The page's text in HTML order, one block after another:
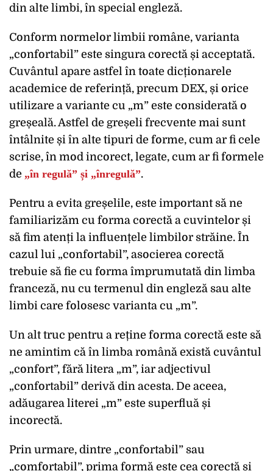
din alte limbi, în special engleză.
Conform normelor limbii române, varianta
„confortabil” este singura corectă și acceptată.
Cuvântul apare astfel în toate dicționarele
academice de referință, precum DEX, și orice
utilizare a variante cu „m” este considerată o
greșeală. Astfel de greșeli frecvente mai sunt
întâlnite și în alte tipuri de forme, cum ar fi cele
scrise, în mod incorect, legate, cum ar fi formele
de „în regulă” și „înregulă”.
Pentru a evita greșelile, este important să ne
familiarizăm cu forma corectă a cuvintelor și
să fim atenți la influențele limbilor străine. În
cazul lui „confortabil”, asocierea corectă
trebuie să fie cu forma împrumutată din limba
franceză, nu cu termenul din engleză sau alte
limbi care folosesc varianta cu „m”.
Un alt truc pentru a reține forma corectă este să
ne amintim că în limba română există cuvântul
„confort”, fără litera „m”, iar adjectivul
„confortabil” derivă din acesta. De aceea,
adăugarea literei „m” este superfluă și
incorectă.
Prin urmare, dintre „confortabil” sau
„comfortabil”, prima formă este cea corectă și